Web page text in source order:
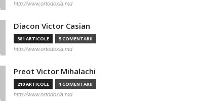
http://www.ortodoxia.md
Diacon Victor Casian
581 ARTICOLE 5 COMENTARII
http://www.ortodoxia.md
Preot Victor Mihalachi
210 ARTICOLE 1 COMENTARII
http://www.ortodoxia.md